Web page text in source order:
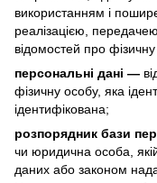
використанням і
реалізацією,
відомостей про
персональні дані —
фізичну особу, яка
ідентифікована;
розпорядник бази
чи юридична особа,
даних або законом